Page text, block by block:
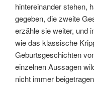
hintereinander stehen,
gegeben, die zweite
erzähle sie weiter, und
wie das klassische
Geburtsgeschichten
einzelnen Aussagen
nicht immer